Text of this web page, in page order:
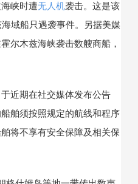
峡时遭无人机袭击。这是该
域船只遇袭事件。另据美媒
尔木兹海峡袭击数艘商船，
期在社交媒体发布公告
舶须按照规定的航线和程序
将不享有安全保障及相关保